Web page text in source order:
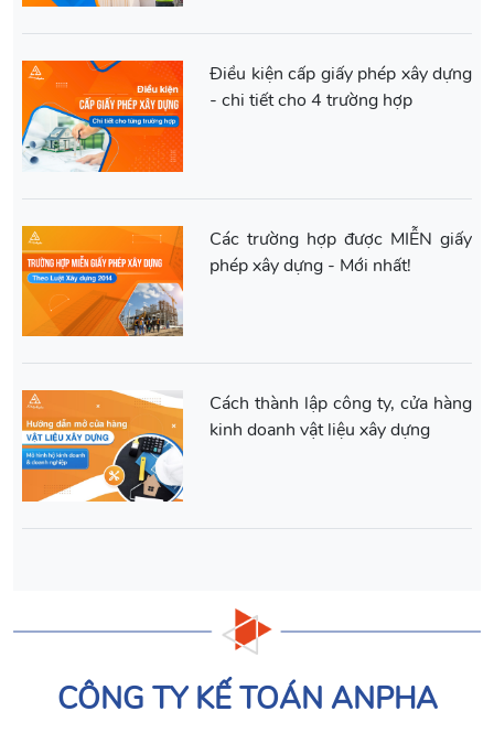
Điều kiện cấp giấy phép xây dựng
- chi tiết cho 4 trường hợp
Các trường hợp được MIỄN giấy
phép xây dựng - Mới nhất!
Cách thành lập công ty, cửa hàng
kinh doanh vật liệu xây dựng
CÔNG TY KẾ TOÁN ANPHA